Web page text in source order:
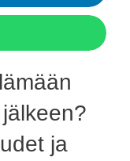
ja